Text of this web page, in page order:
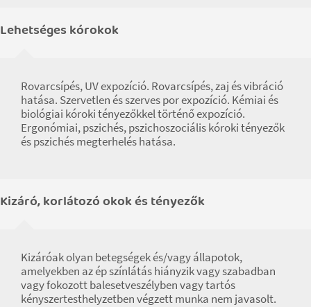
Lehetséges kórokok
Rovarcsípés, UV expozíció. Rovarcsípés, zaj és vibráció
hatása. Szervetlen és szerves por expozíció. Kémiai és
biológiai kóroki tényezőkkel történő expozíció.
Ergonómiai, pszichés, pszichoszociális kóroki tényezők
és pszichés megterhelés hatása.
Kizáró, korlátozó okok és tényezők
Kizáróak olyan betegségek és/vagy állapotok,
amelyekben az ép színlátás hiányzik vagy szabadban
vagy fokozott balesetveszélyben vagy tartós
kényszertesthelyzetben végzett munka nem javasolt.